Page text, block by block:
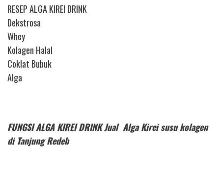
RESEP ALGA KIREI DRINK
Dekstrosa
Whey
Kolagen Halal
Coklat Bubuk
Alga
FUNGSI ALGA KIREI DRINK Jual Alga Kirei susu kolagen
di Tanjung Redeb